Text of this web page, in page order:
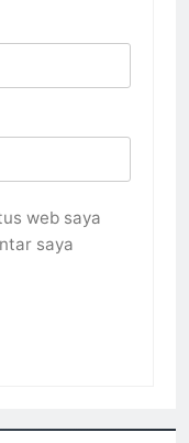
web saya
saya